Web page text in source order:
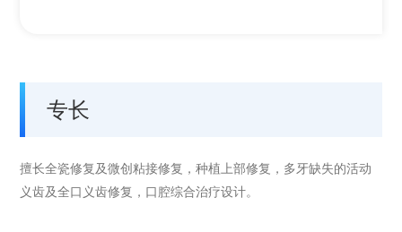
专长
擅长全瓷修复及微创粘接修复，种植上部修复，多牙缺失的活动
义齿及全口义齿修复，口腔综合治疗设计。